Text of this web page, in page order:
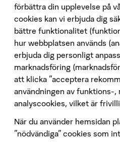
Booli Pro
Hittamäklare
Developer Portal
Följ oss på sociala
Penningtvätt
förbättra din upplevelse på
cookies kan vi erbjuda dig
bättre funktionalitet
hur webbplatsen används
erbjuda dig personligt
marknadsföring
att klicka "acceptera
användningen av funktions-
analyscookies, vilket är
När du använder hemsidan
”nödvändiga” cookies som